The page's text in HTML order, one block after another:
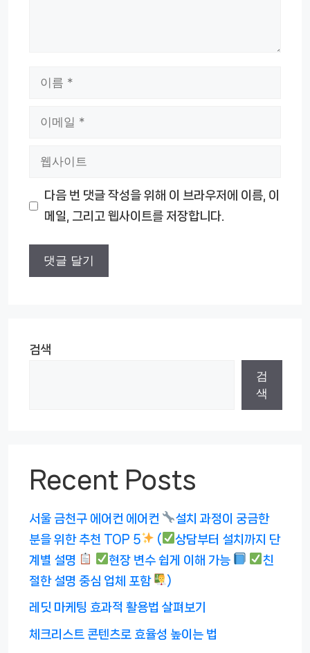
다음 번 댓글 작성을 위해 이 브라우저에 이름, 이
메일, 그리고 웹사이트를 저장합니다.
검색
검
색
Recent Posts
서울 금천구 에어컨 에어컨
설치 과정이 궁금한
분을 위한 추천 TOP 5
(
상담부터 설치까지 단
계별 설명
현장 변수 쉽게 이해 가능
친
절한 설명 중심 업체 포함
)
레딧 마케팅 효과적 활용법 살펴보기
체크리스트 콘텐츠로 효율성 높이는 법